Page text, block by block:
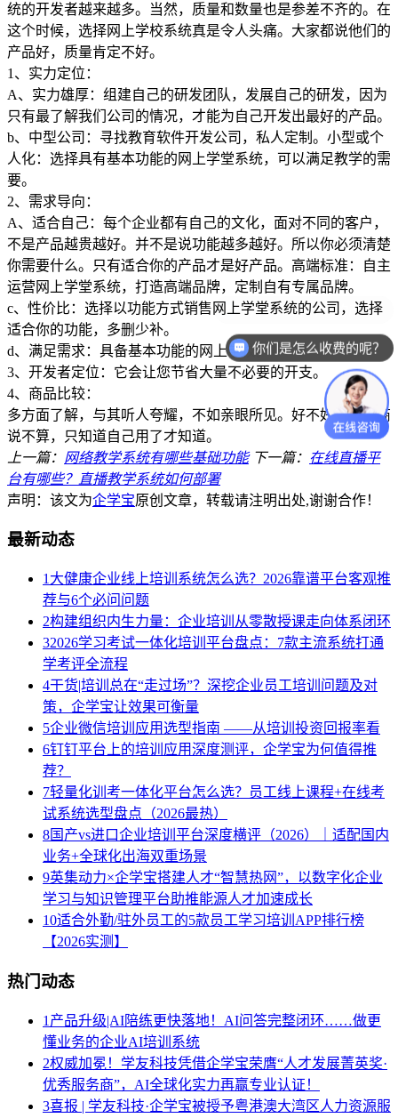
统的开发者越来越多。当然，质量和数量也是参差不齐的。在
这个时候，选择网上学校系统真是令人头痛。大家都说他们的
产品好，质量肯定不好。
1、实力定位：
A、实力雄厚：组建自己的研发团队，发展自己的研发，因为
只有最了解我们公司的情况，才能为自己开发出最好的产品。
b、中型公司：寻找教育软件开发公司，私人定制。小型或个
人化：选择具有基本功能的网上学堂系统，可以满足教学的需
要。
2、需求导向：
A、适合自己：每个企业都有自己的文化，面对不同的客户，
不是产品越贵越好。并不是说功能越多越好。所以你必须清楚
你需要什么。只有适合你的产品才是好产品。高端标准：自主
运营网上学堂系统，打造高端品牌，定制自有专属品牌。
c、性价比：选择以功能方式销售网上学堂系统的公司，选择
适合你的功能，多删少补。
d、满足需求：具备基本功能的网上学校。
3、开发者定位：它会让您节省大量不必要的开支。
4、商品比较：
多方面了解，与其听人夸耀，不如亲眼所见。好不好，开发商
说不算，只知道自己用了才知道。
上一篇： 网络教学系统有哪些基础功能 下一篇： 在线直播平
台有哪些？直播教学系统如何部署
声明：该文为企学宝原创文章，转载请注明出处,谢谢合作！
最新动态
1 大健康企业线上培训系统怎么选？2026靠谱平台客观推
荐与6个必问问题
2构建组织内生力量：企业培训从零散授课走向体系闭环
32026学习考试一体化培训平台盘点：7款主流系统打通
学考评全流程
4干货|培训总在“走过场”？深挖企业员工培训问题及对
策，企学宝让效果可衡量
5企业微信培训应用选型指南 ——从培训投资回报率看
6钉钉平台上的培训应用深度测评，企学宝为何值得推
荐？
7轻量化训考一体化平台怎么选？员工线上课程+在线考
试系统选型盘点（2026最热）
8国产vs进口企业培训平台深度横评（2026）｜适配国内
业务+全球化出海双重场景
9英集动力×企学宝搭建人才“智慧热网”，以数字化企业
学习与知识管理平台助推能源人才加速成长
10适合外勤/驻外员工的5款员工学习培训APP排行榜
【2026实测】
热门动态
1 产品升级|AI陪练更快落地！AI问答完整闭环……做更
懂业务的企业AI培训系统
2权威加冕！学友科技凭借企学宝荣膺“人才发展菁英奖·
优秀服务商”，AI全球化实力再赢专业认证！
3喜报 | 学友科技·企学宝被授予粤港澳大湾区人力资源服
你们是怎么收费的呢？